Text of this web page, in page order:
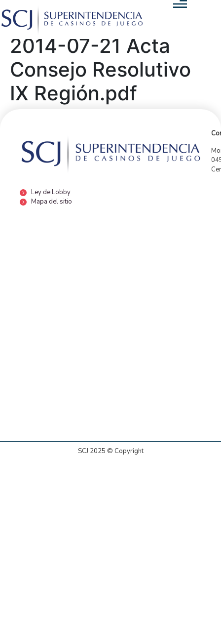
2014-07-21 Acta
Consejo Resolutivo
IX Región.pdf
Ley de Lobby
Mapa del sitio
SCJ 2025 © Copyright